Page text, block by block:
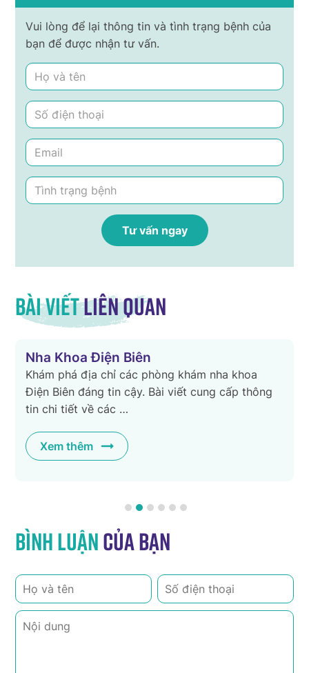
Vui lòng để lại thông tin và tình trạng bệnh của
bạn để được nhận tư vấn.
Bài viếtliên quan
Nha Khoa Điện Biên
Khám phá địa chỉ các phòng khám nha khoa
Điện Biên đáng tin cậy. Bài viết cung cấp thông
tin chi tiết về các …
Xem thêm
Bình luậncủa bạn